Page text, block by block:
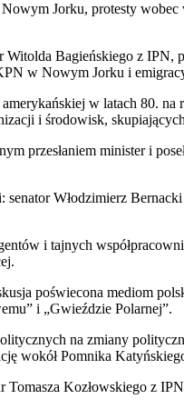
Jorku, protesty
Bagieńskiego z
w Nowym Jorku i
w latach 80.
i środowisk,
przesłaniem minister i
Włodzimierz
i tajnych
poświecona mediom
i „Gwieździe Polarnej”.
na zmiany
wokół Pomnika
Kozłowskiego z